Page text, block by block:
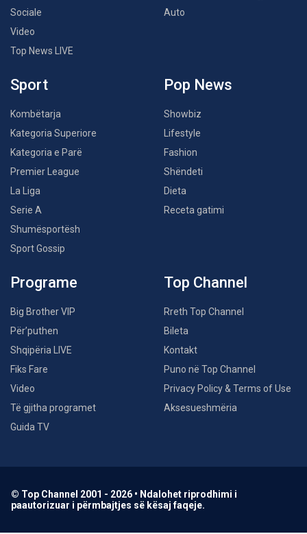
Sociale
Video
Top News LIVE
Auto
Sport
Kombëtarja
Kategoria Superiore
Kategoria e Parë
Premier League
La Liga
Serie A
Shumësportësh
Sport Gossip
Pop News
Showbiz
Lifestyle
Fashion
Shëndeti
Dieta
Receta gatimi
Programe
Big Brother VIP
Për’puthen
Shqipëria LIVE
Fiks Fare
Video
Të gjitha programet
Guida TV
Top Channel
Rreth Top Channel
Bileta
Kontakt
Puno në Top Channel
Privacy Policy & Terms of Use
Aksesueshmëria
© Top Channel 2001 - 2026 • Ndalohet riprodhimi i
paautorizuar i përmbajtjes së kësaj faqeje.